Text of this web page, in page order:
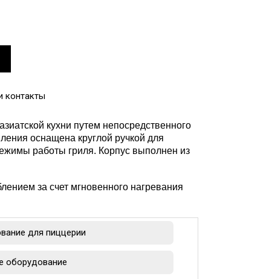
контакты
кухни путем непосредственного
оснащена круглой ручкой для
работы гриля. Корпус выполнен из
за счет мгновенного нагревания
для пиццерии
оборудование